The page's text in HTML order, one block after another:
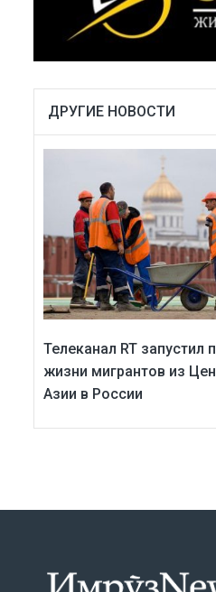
ДРУГИЕ НОВОСТИ
Телеканал RT запустил
жизни мигрантов из
Азии в России